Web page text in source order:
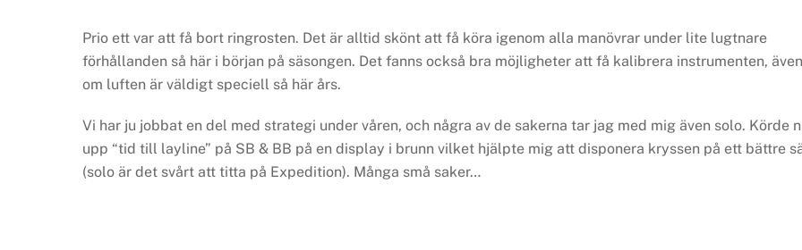
Prio ett var att få bort ringrosten. Det är alltid skönt att få köra igenom alla manövrar under lite lugtnare
förhållanden så här i början på säsongen. Det fanns också bra möjligheter att få kalibrera instrumenten, även
om luften är väldigt speciell så här års.
Vi har ju jobbat en del med strategi under våren, och några av de sakerna tar jag med mig även solo. Körde
upp “tid till layline” på SB & BB på en display i brunn vilket hjälpte mig att disponera kryssen på ett bättre
(solo är det svårt att titta på Expedition). Många små saker…